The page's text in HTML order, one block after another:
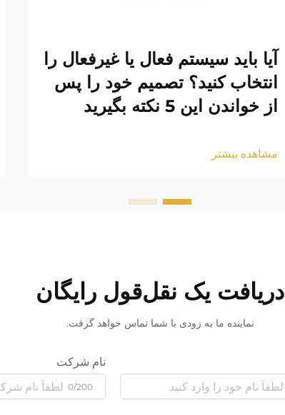
آیا باید سیستم فعال یا غیرفعال را
انتخاب کنید؟ تصمیم خود را پس
از خواندن این 5 نکته بگیرید
مشاهده بیشتر
دریافت یک نقل‌قول رایگان
نماینده ما به زودی با شما تماس خواهد گرفت.
نام شرکت
0/200